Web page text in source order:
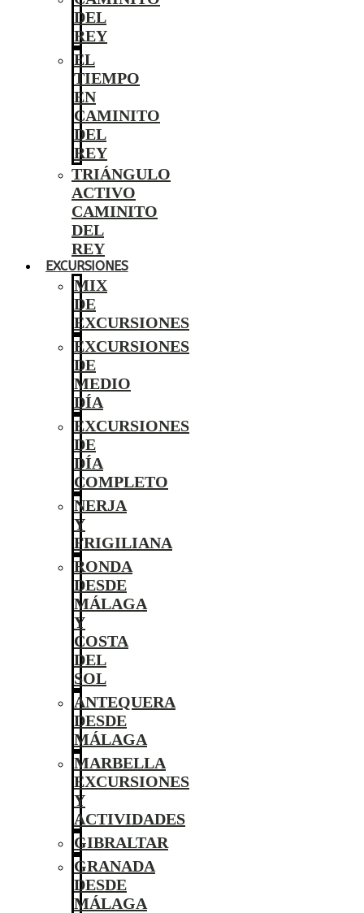
DEL
REY
EL
TIEMPO
EN
CAMINITO
DEL
REY
TRIÁNGULO
ACTIVO
CAMINITO
DEL
REY
EXCURSIONES
MIX
DE
EXCURSIONES
EXCURSIONES
DE
MEDIO
DÍA
EXCURSIONES
DE
DÍA
COMPLETO
NERJA
Y
FRIGILIANA
RONDA
DESDE
MÁLAGA
Y
COSTA
DEL
SOL
ANTEQUERA
DESDE
MÁLAGA
MARBELLA
EXCURSIONES
Y
ACTIVIDADES
GIBRALTAR
GRANADA
DESDE
MÁLAGA